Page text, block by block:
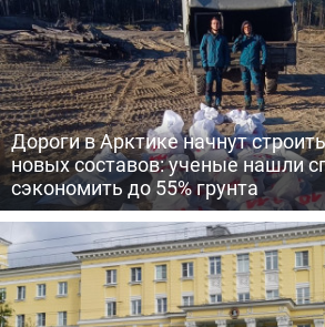
Дороги в Арктике начнут
новых составов: ученые нашли
сэкономить до 55% грунта